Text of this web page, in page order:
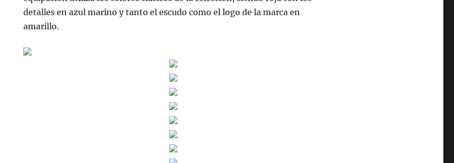
detalles en azul marino y tanto el escudo como el logo de la marca en
amarillo.